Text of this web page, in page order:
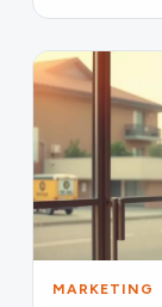
MARKETING